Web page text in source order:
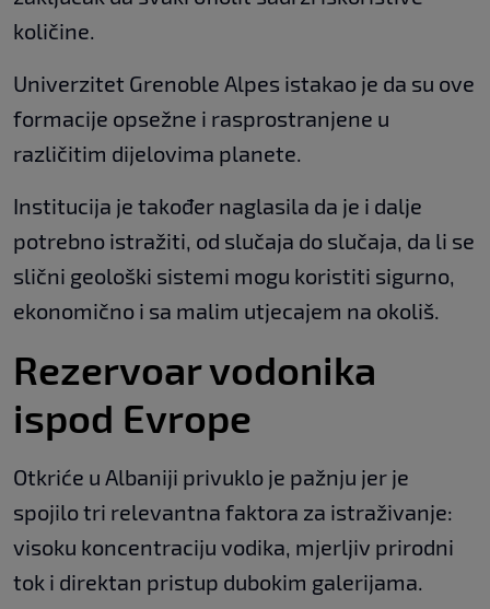
količine.
Univerzitet Grenoble Alpes istakao je da su ove
formacije opsežne i rasprostranjene u
različitim dijelovima planete.
Institucija je također naglasila da je i dalje
potrebno istražiti, od slučaja do slučaja, da li se
slični geološki sistemi mogu koristiti sigurno,
ekonomično i sa malim utjecajem na okoliš.
Rezervoar vodonika
ispod Evrope
Otkriće u Albaniji privuklo je pažnju jer je
spojilo tri relevantna faktora za istraživanje:
visoku koncentraciju vodika, mjerljiv prirodni
tok i direktan pristup dubokim galerijama.